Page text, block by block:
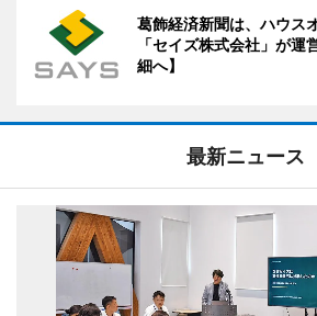
葛飾経済新聞は、ハウス
「セイズ株式会社」が
細へ】
最新ニュース